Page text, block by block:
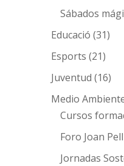
Sábados
Educació (31)
Esports (21)
Juventud (16)
Medio
Cursos
Foro Joan
Jornadas